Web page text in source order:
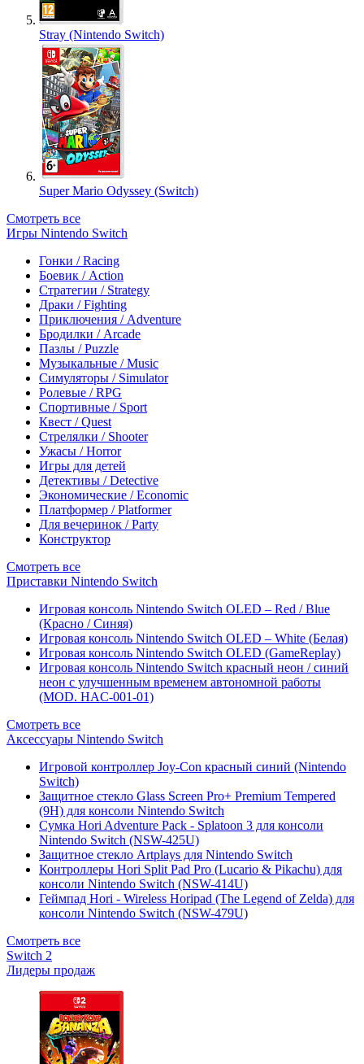
Stray (Nintendo Switch)
Super Mario Odyssey (Switch)
Смотреть все
Игры Nintendo Switch
Гонки / Racing
Боевик / Action
Стратегии / Strategy
Драки / Fighting
Приключения / Adventure
Бродилки / Arcade
Пазлы / Puzzle
Музыкальные / Music
Симуляторы / Simulator
Ролевые / RPG
Спортивные / Sport
Квест / Quest
Стрелялки / Shooter
Ужасы / Horror
Игры для детей
Детективы / Detective
Экономические / Economic
Платформер / Platformer
Для вечеринок / Party
Конструктор
Смотреть все
Приставки Nintendo Switch
Игровая консоль Nintendo Switch OLED – Red / Blue
(Красно / Синяя)
Игровая консоль Nintendo Switch OLED – White (Белая)
Игровая консоль Nintendo Switch OLED (GameReplay)
Игровая консоль Nintendo Switch красный неон / синий
неон с улучшенным временем автономной работы
(MOD. HAC-001-01)
Смотреть все
Аксессуары Nintendo Switch
Игровой контроллер Joy-Con красный синий (Nintendo
Switch)
Защитное стекло Glass Screen Pro+ Premium Tempered
(9H) для консоли Nintendo Switch
Сумка Hori Adventure Pack - Splatoon 3 для консоли
Nintendo Switch (NSW-425U)
Защитное стекло Artplays для Nintendo Switch
Контроллеры Hori Split Pad Pro (Lucario & Pikachu) для
консоли Nintendo Switch (NSW-414U)
Геймпад Hori - Wireless Horipad (The Legend of Zelda) для
консоли Nintendo Switch (NSW-479U)
Смотреть все
Switch 2
Лидеры продаж